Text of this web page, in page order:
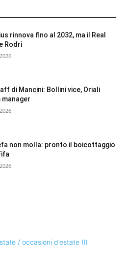
rinnova fino al 2032, ma il Real
Rodri
di Mancini: Bollini vice, Oriali
manager
non molla: pronto il boicottaggio